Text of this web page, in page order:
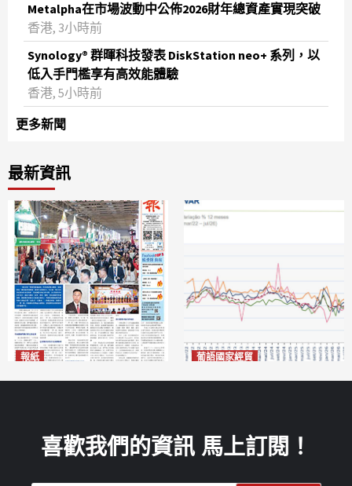
Metalpha在市場波動中公佈2026財年總資產實現突破
‌香港, 3小時前
Synology® 群暉科技發表 DiskStation neo+ 系列，以
低入手門檻享有高效能體驗
香港, 5小時前
更多新聞
最新資訊
報紙 葡語國家經貿
喜歡我們的資訊 馬上訂閱！